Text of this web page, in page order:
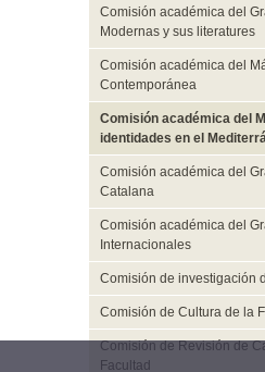
Comisión académica del
Modernas y sus literatures
Comisión académica del
Contemporánea
Comisión académica del
identidades en el
Comisión académica del
Catalana
Comisión académica del
Internacionales
Comisión de investigación
Comisión de Cultura de la
Comisión de Revisión de
Facultad